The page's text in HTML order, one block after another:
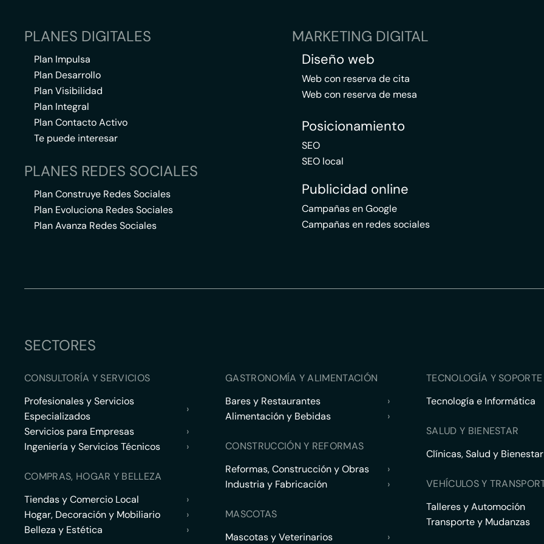
PLANES DIGITALES
Plan Impulsa
Plan Desarrollo
Plan Visibilidad
Plan Integral
Plan Contacto Activo
Te puede interesar
PLANES REDES SOCIALES
Plan Construye Redes Sociales
Plan Evoluciona Redes Sociales
Plan Avanza Redes Sociales
MARKETING DIGITAL
Diseño web
Web con reserva de cita
Web con reserva de mesa
Posicionamiento
SEO
SEO local
Publicidad online
Campañas en Google
Campañas en redes sociales
SECTORES
CONSULTORÍA Y SERVICIOS
Profesionales y Servicios
Especializados
›
Servicios para Empresas
›
Ingeniería y Servicios Técnicos
›
COMPRAS, HOGAR Y BELLEZA
Tiendas y Comercio Local
›
Hogar, Decoración y Mobiliario
›
Belleza y Estética
›
GASTRONOMÍA Y ALIMENTACIÓN
Bares y Restaurantes
›
Alimentación y Bebidas
›
CONSTRUCCIÓN Y REFORMAS
Reformas, Construcción y Obras
›
Industria y Fabricación
›
MASCOTAS
Mascotas y Veterinarios
›
TECNOLOGÍA Y
Tecnología e Informática
SALUD Y BIENESTAR
Clínicas, Salud y Bienestar
VEHÍCULOS Y
Talleres y Automoción
Transporte y Mudanzas